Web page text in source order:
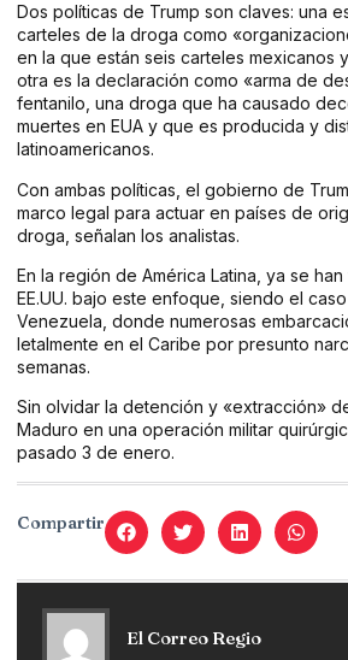
Dos políticas de Trump son claves: una
carteles de la droga como
en la que están seis carteles mexicanos
otra es la declaración como «arma de
fentanilo, una droga que ha causado
muertes en EUA y que es producida y
latinoamericanos.
Con ambas políticas, el gobierno de
marco legal para actuar en países de
droga, señalan los analistas.
En la región de América Latina, ya se
EE.UU. bajo este enfoque, siendo el
Venezuela, donde numerosas
letalmente en el Caribe por presunto
semanas.
Sin olvidar la detención y «extracción»
Maduro en una operación militar
pasado 3 de enero.
Compartir
El Correo Regio